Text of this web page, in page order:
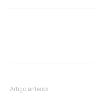
Artigo anterior